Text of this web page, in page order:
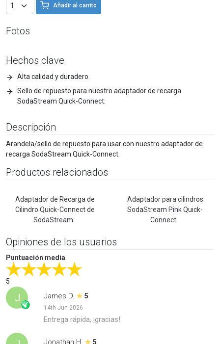
Añadir al carrito
Hechos clave
Alta calidad y duradero.
Sello de repuesto para nuestro adaptador de recarga
SodaStream Quick-Connect.
Descripción
Arandela/sello de repuesto para usar con nuestro adaptador de
recarga SodaStream Quick-Connect.
Opiniones de los usuarios
Puntuación media
5
J James D. 5
14th Jun 2026
Entrega rápida, ¡gracias!
Jonathan H. 5
Fotos
Productos relacionados
Adaptador de Recarga de
Cilindro Quick-Connect de
SodaStream
Adaptador para cilindros
SodaStream Pink Quick-
Connect